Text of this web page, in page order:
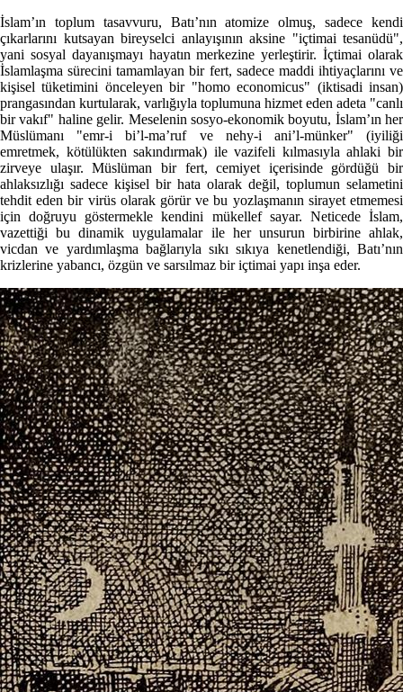
İslam’ın toplum tasavvuru, Batı’nın atomize olmuş, sadece kendi
çıkarlarını kutsayan bireyselci anlayışının aksine "içtimai tesanüdü",
yani sosyal dayanışmayı hayatın merkezine yerleştirir. İçtimai olarak
İslamlaşma sürecini tamamlayan bir fert, sadece maddi ihtiyaçlarını ve
kişisel tüketimini önceleyen bir "homo economicus" (iktisadi insan)
prangasından kurtularak, varlığıyla toplumuna hizmet eden adeta "canlı
bir vakıf" haline gelir. Meselenin sosyo-ekonomik boyutu, İslam’ın her
Müslümanı "emr-i bi’l-ma’ruf ve nehy-i ani’l-münker" (iyiliği
emretmek, kötülükten sakındırmak) ile vazifeli kılmasıyla ahlaki bir
zirveye ulaşır. Müslüman bir fert, cemiyet içerisinde gördüğü bir
ahlaksızlığı sadece kişisel bir hata olarak değil, toplumun selametini
tehdit eden bir virüs olarak görür ve bu yozlaşmanın sirayet etmemesi
için doğruyu göstermekle kendini mükellef sayar. Neticede İslam,
vazettiği bu dinamik uygulamalar ile her unsurun birbirine ahlak,
vicdan ve yardımlaşma bağlarıyla sıkı sıkıya kenetlendiği, Batı’nın
krizlerine yabancı, özgün ve sarsılmaz bir içtimai yapı inşa eder.